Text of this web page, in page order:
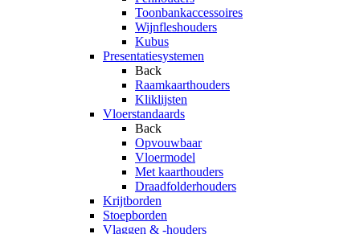
Toonbankaccessoires
Wijnfleshouders
Kubus
Presentatiesystemen
Back
Raamkaarthouders
Kliklijsten
Vloerstandaards
Back
Opvouwbaar
Vloermodel
Met kaarthouders
Draadfolderhouders
Krijtborden
Stoepborden
Vlaggen & -houders